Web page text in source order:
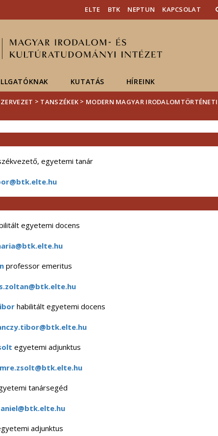
ELTE BTK NEPTUN KAPCSOLAT
KUTATÁS HÍREINK
> TANSZÉKEK > MODERN MAGYAR IRODALOMTÖRTÉNETI
egyetemi tanár
egyetemi docens
professor emeritus
habilitált egyetemi docens
egyetemi adjunktus
tanársegéd
adjunktus